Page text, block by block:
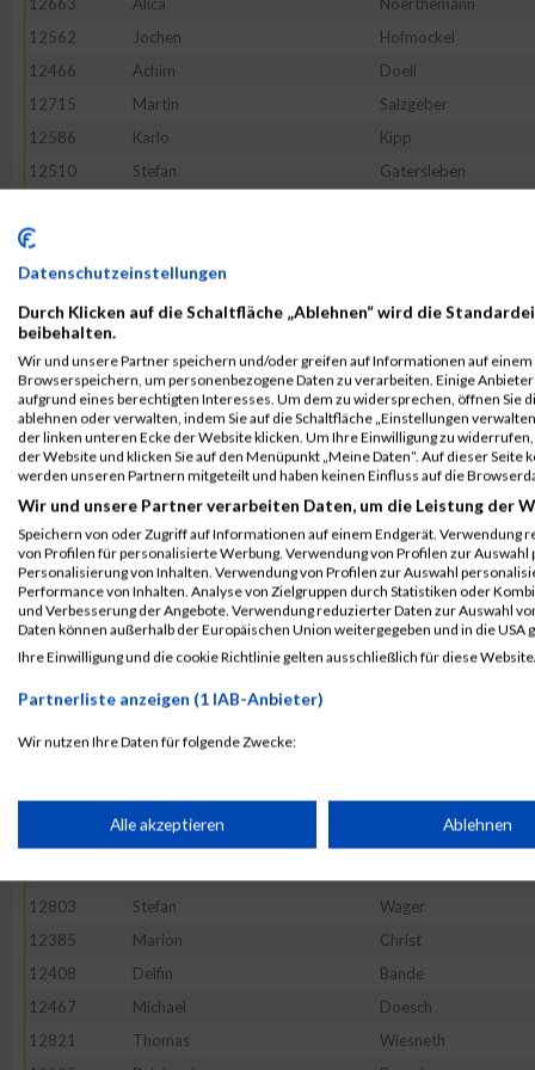
12562
Jochen Hofmockel
12466
Achim Doell
12715
Martin Salzgeber
12586
Karlo Kipp
12510
Stefan Gatersleben
12626
12488
Norbert
12795
Ralf Tumbrägel
12625
12472
Alexander Draheim
12754
Martin Schurig
12650
Christian Moenius
12844
Wilfried Zerrahn
12411
Peter Beck
12513
Christian Gehring
12560
Jürgen Hofmann
12409
Felix Baumgartner
12817
Markus Wendel
12479
Volker
12591
Alexander
12630
Marcel Litz
David
12803
Stefan Wager
12385
Marion Christ
12408
Delfin Bande
12467
Michael Doesch
12821
Thomas Wiesneth
Datenschutzeinstellungen
Durch Klicken auf die Schaltfläche „Ablehnen“ wird die
beibehalten.
Wir und unsere Partner speichern und/oder greifen auf Informationen auf einem
Browserspeichern, um personenbezogene Daten zu verarbeiten. Einige
aufgrund eines berechtigten Interesses. Um dem zu widersprechen, öffnen Sie
ablehnen oder verwalten, indem Sie auf die Schaltfläche „Einstellungen
der linken unteren Ecke der Website klicken. Um Ihre Einwilligung zu
der Website und klicken Sie auf den Menüpunkt „Meine Daten“. Auf dieser
werden unseren Partnern mitgeteilt und haben keinen Einfluss auf die
Wir und unsere Partner verarbeiten Daten, um die Leistung der
Speichern von oder Zugriff auf Informationen auf einem Endgerät. Verwendung
von Profilen für personalisierte Werbung. Verwendung von Profilen zur
Personalisierung von Inhalten. Verwendung von Profilen zur Auswahl
Performance von Inhalten. Analyse von Zielgruppen durch Statistiken oder
und Verbesserung der Angebote. Verwendung reduzierter Daten zur Auswahl
Daten können außerhalb der Europäischen Union weitergegeben und in die USA
Ihre Einwilligung und die cookie Richtlinie gelten ausschließlich für diese
Partnerliste anzeigen (1 IAB-Anbieter)
Wir nutzen Ihre Daten für folgende Zwecke:
Speichern von oder Zugriff auf Informationen auf einem
Erstellung von Profilen für personalisierte Werbung
Verwendung von Profilen zur Auswahl personalisierter Werbung
Alle akzeptieren Ablehnen